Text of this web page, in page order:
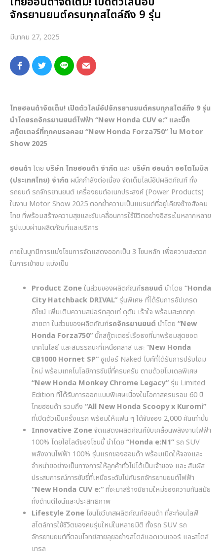
จักรยานยนต์ครบทุกสไตล์ถึง 9 รุ่น
มีนาคม 27, 2025
ไทยฮอนด้าจัดเต็ม! เปิดตัวไลน์อัปจักรยานยนต์ครบทุกสไตล์ถึง 9 รุ่น
นำโดยรถจักรยานยนต์ไฟฟ้า “New Honda CUV e:” และบิ๊ก
สกู๊ตเตอร์ที่ทุกคนรอคอย “New Honda Forza750” ใน Motor
Show 2025
ฮอนด้า โดย บริษัท ไทยฮอนด้า จำกัด และ บริษัท ฮอนด้า ออโตโมบิล
(ประเทศไทย) จำกัด ผนึกกำลังต่อเนื่อง จัดเต็มไลน์อัปผลิตภัณฑ์ ทั้ง
รถยนต์ รถจักรยานยนต์ เครื่องยนต์อเนกประสงค์(Power Products)
ในงาน Motor Show 2025 ตอกย้ำความเป็นแบรนด์ที่อยู่เคียงข้างสังคม
ไทย ที่พร้อมสร้างความสุขและขับเคลื่อนการใช้ชีวิตอย่างอิสระในหลากหลาย
รูปแบบผ่านผลิตภัณฑ์และบริการ
ภายในบูทมีการแบ่งโซนการจัดแสดงออกเป็น 3 โซนหลัก เพื่อความสะดวก
ในการเข้าชม แบ่งเป็น
Product Zoneในส่วนของผลิตภัณฑ์รถยนต์ นำโดย “Honda
City Hatchback DRIVAL” รุ่นพิเศษ ที่ได้รับการอัปเกรด
ดีไซน์ เพิ่มเติมความสปอร์ตสุดเท่ ดุดัน เร้าใจ พร้อมสะกดทุก
สายตา ในส่วนของผลิตภัณฑ์รถจักรยานยนต์ นำโดย “New
Honda Forza750”บิ๊กสกู๊ตเตอร์เรือธงที่มาพร้อมสุดยอด
เทคโนโลยี และสมรรถนะที่เหนือคลาส และ“New Honda
CB1000 Hornet SP”ซูเปอร์Naked ไบค์ที่ได้รับการปรับโฉม
ใหม่ พร้อมเทคโนโลยีการขับขี่ที่ครบครัน ตามด้วยโมเดลพิเศษ
“New Honda Monkey Chrome Legacy” รุ่น Limited
Edition ที่ได้รับการออกแบบพิเศษเนื่องในโอกาสครบรอบ 60ปี
ไทยฮอนด้า รวมถึง “All New Honda Scoopy x Kuromi”
ที่เปิดตัวเป็นครั้งแรก พร้อมให้แฟน ๆ ได้จับจอง 2,000คันเท่านั้น
Innovative Zoneจัดแสดงผลิตภัณฑ์ขับเคลื่อนพลังงานไฟฟ้า
100% โดยไฮไลต์ของโซนนี้ นำโดย “Honda e:N1” รถ SUV
พลังงานไฟฟ้า 100% รุ่นแรกของฮอนด้า พร้อมเปิดให้จองและ
จำหน่ายอย่างเป็นทางการให้ลูกค้าทั่วไปได้เป็นเจ้าของ และ สัมผัส
ประสบการณ์การขับขี่ที่เหนือระดับไปกับรถจักรยานยนต์ไฟฟ้า
“New Honda CUV e:”ที่จะมาสร้างนิยามใหม่ของความทันสมัย
ทั้งด้านดีไซน์และประสิทธิภาพ
Lifestyle Zoneโซนโชว์เคสผลิตภัณฑ์ฮอนด้า ที่สะท้อนไลฟ์
สไตล์การใช้ชีวิตของคนรุ่นใหม่ในหลายมิติ ทั้งรถ SUV รถ
จักรยานยนต์ที่ตอบโจทย์สายลุยอย่างสไตล์แอดเวนเจอร์ และสไตล์
เทรล